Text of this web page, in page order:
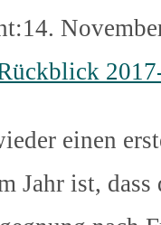
14.
einen
Jahr ist,